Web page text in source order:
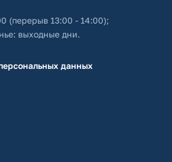
(перерыв 13:00 - 14:00);
выходные дни.
данных